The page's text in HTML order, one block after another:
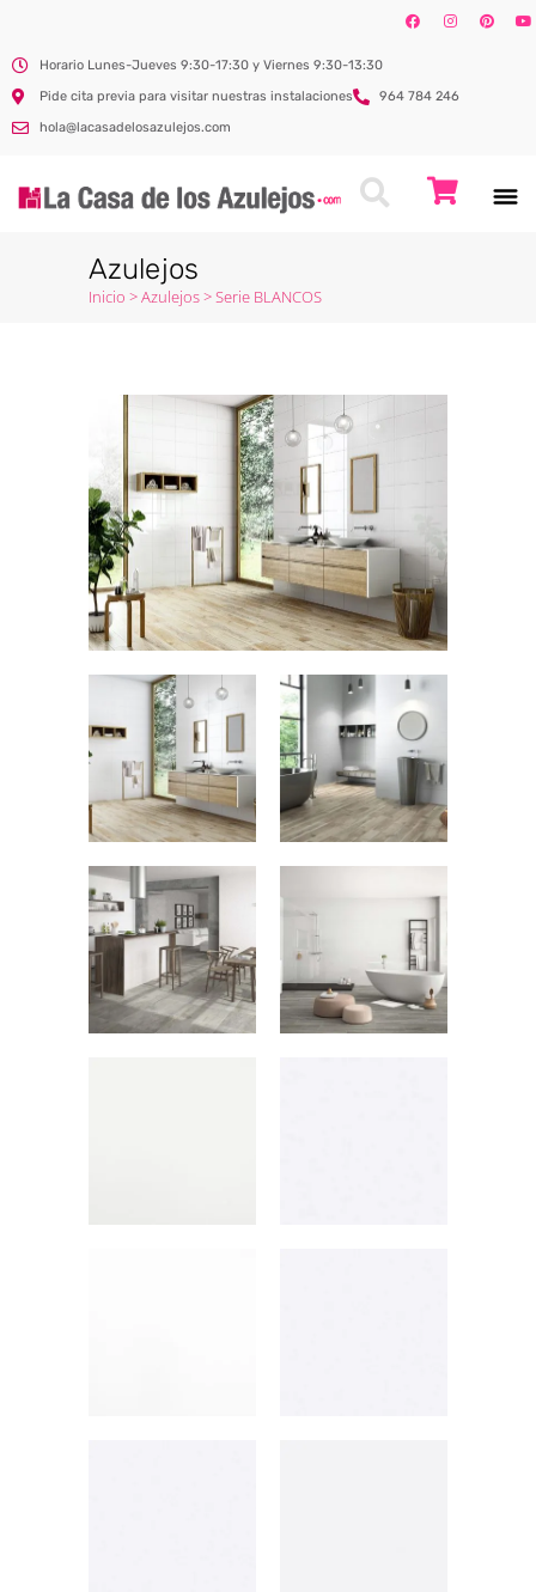
Horario Lunes-Jueves 9:30-17:30 y Viernes 9:30-13:30
Pide cita previa para visitar nuestras instalaciones
964 784 246
hola@lacasadelosazulejos.com
Azulejos
Inicio >Azulejos>Serie BLANCOS